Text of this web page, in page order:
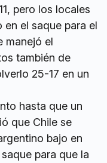
pero los locales
el saque para el
manejó el
también de
25-17 en un
hasta que un
que Chile se
bajo en
para que la